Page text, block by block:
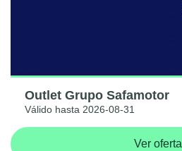
Outlet Grupo Safamotor
Válido hasta 2026-08-31
Ver oferta